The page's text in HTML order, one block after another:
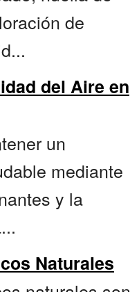
de
del Aire en
un
mediante
y la
Naturales